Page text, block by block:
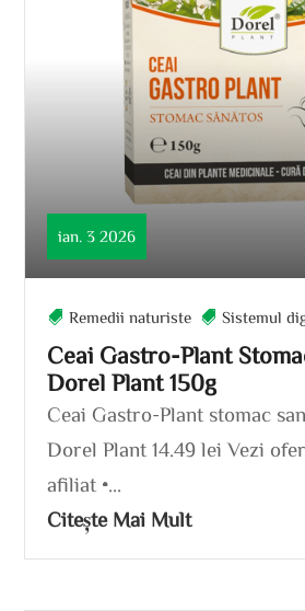
Ceai Gastro-Plant
Dorel Plant 150g
ian. 3 2026
Remedii naturiste Sistemul
Ceai Gastro-Plant stomac
Dorel Plant 14.49 lei Vezi
afiliat •...
Citește Mai Mult